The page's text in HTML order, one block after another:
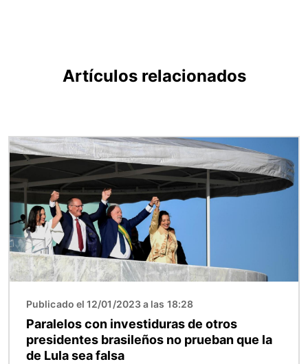
Artículos relacionados
Imagen
Publicado el 12/01/2023 a las 18:28
Paralelos con investiduras de otros
presidentes brasileños no prueban que la
de Lula sea falsa